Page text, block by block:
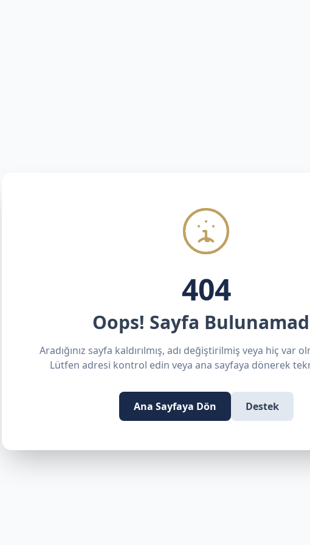
404
Oops! Sayfa
Aradığınız sayfa kaldırılmış, adı değiştirilmiş veya hiç var
Lütfen adresi kontrol edin veya ana sayfaya dönerek
Ana Sayfaya Dön Destek